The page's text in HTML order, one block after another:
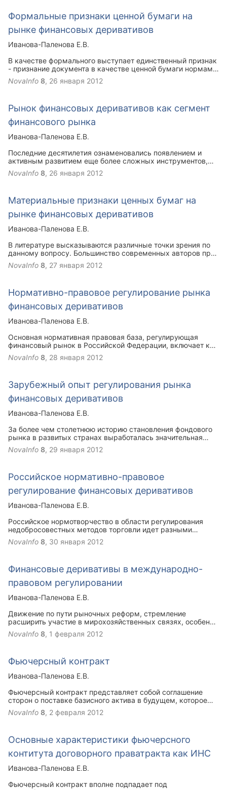
рыночного риска, риска ликвидности, кредитного риска,
операционного риска.
Формальные признаки ценной бумаги на
рынке финансовых деривативов
Иванова-Паленова Е.В.
В качестве формального выступает единственный признак
- признание документа в качестве ценной бумаги нормами
позитивного права. Оно может быть осуществлено путем
прямого указания в законе (например, ст. 143, 815, 816,
государственными органами.
NovaInfo 8, 26 января 2012
Рынок финансовых деривативов как сегмент
финансового рынка
Иванова-Паленова Е.В.
Последние десятилетия ознаменовались появлением и
активным развитием еще более сложных инструментов,
производных от вторичного рынка - рынка финансовых
деривативов. К числу финансовых инструментов, в основе
Как правило, основой дериватива является финансовый
инструмент, обращающийся на наличном рынке, например
облигация или акция.
NovaInfo 8, 26 января 2012
Материальные признаки ценных бумаг на
рынке финансовых деривативов
Иванова-Паленова Е.В.
В литературе высказываются различные точки зрения по
данному вопросу. Большинство современных авторов при
выделении признаков ценных бумаг указывают на то, что
это прежде всего документ, или акцентируют внимание на
NovaInfo 8, 27 января 2012
Нормативно-правовое регулирование рынка
финансовых деривативов
Иванова-Паленова Е.В.
Основная нормативная правовая база, регулирующая
финансовый рынок в Российской Федерации, включает как
ряд основополагающих федеральных законов (Закон о
рынке ценных бумаг, "Об акционерных обществах" от 26
бумаг" от 20 июля 1998 г. № 136-ФЗ, "О защите прав и
законных интересов инвесторов на рынке ценных бумаг"
от 5 марта 1999 г. № 46-ФЗ, "О защите конкуренции на
рынке финансовых услуг" от 23 июня 1999 г. № 117-ФЗ),
так и комплекс нормативных правовых актов
Центрального банка РФ, ФКЦБ России и других органов
государственного регулирования, регламентирующих
вопросы валютной торговли, эмиссии ценных бумаг и
порядка осуществления профессиональной деятельности
NovaInfo 8, 28 января 2012
Зарубежный опыт регулирования рынка
финансовых деривативов
Иванова-Паленова Е.В.
За более чем столетнюю историю становления фондового
рынка в развитых странах выработалась значительная
нормативная база -объемный свод норм и положений,
регулирующих в том числе недобросовестную рыночную
изучения.
NovaInfo 8, 29 января 2012
Российское нормативно-правовое
регулирование финансовых деривативов
Иванова-Паленова Е.В.
Российское нормотворчество в области регулирования
недобросовестных методов торговли идет разными
путями. Не дожидаясь законодательного регулирования
вопросов использования недобросовестной рыночной
мер, направленных на предотвращение недобросовестной
NovaInfo 8, 30 января 2012
Финансовые деривативы в международно-
правовом регулировании
Иванова-Паленова Е.В.
Движение по пути рыночных реформ, стремление
расширить участие в мирохозяйственных связях, особенно
по линии инвестиций, нередко сопровождается
извлечением весьма негативных для России уроков. В этой
частности, в сфере производных ценных бумаг,
России.
NovaInfo 8, 1 февраля 2012
Фьючерсный контракт
Иванова-Паленова Е.В.
Фьючерсный контракт представляет собой соглашение
сторон о поставке базисного актива в будущем, которое
заключается, как правило, на бирже. В принципе,
возможно заключение фьючерсных контрактов и на
палата) сама разрабатывает его условия. Они являются
стандартными для каждого базисного актива. Биржа
организует вторичный рынок данных контрактов.
NovaInfo 8, 2 февраля 2012
Основные характеристики фьючерсного
контитута договорного праватракта как ИНС
Иванова-Паленова Е.В.
Фьючерсный контракт вполне подпадает под